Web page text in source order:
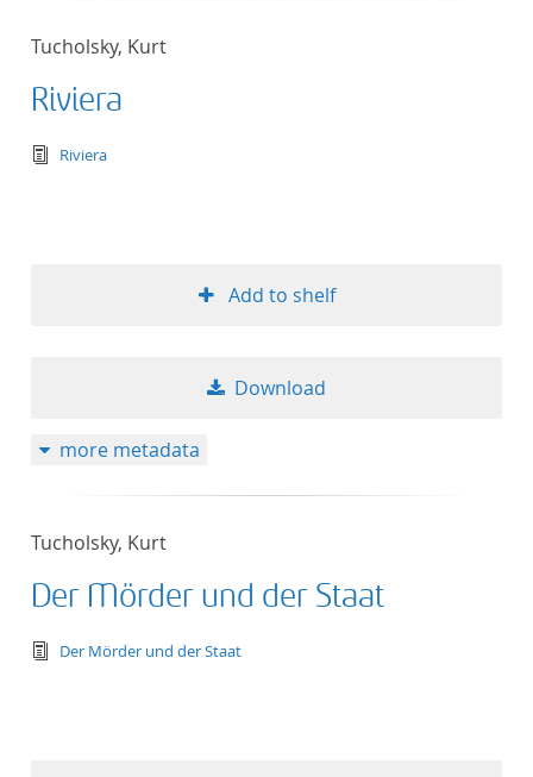
Tucholsky, Kurt
Riviera
text/tg.edition+tg.aggregation+xml
Riviera
Add to shelf
Download
more metadata
Tucholsky, Kurt
Der Mörder und der Staat
text/tg.edition+tg.aggregation+xml
Der Mörder und der Staat